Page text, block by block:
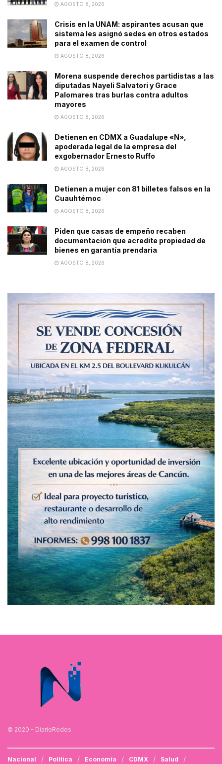
AGOSTO 8, 2026
Crisis en la UNAM: aspirantes acusan que
sistema les asignó sedes en otros estados
para el examen de control
AGOSTO 8, 2026
Morena suspende derechos partidistas a las
diputadas Nayeli Salvatori y Grace
Palomares tras burlas contra adultos
mayores
AGOSTO 8, 2026
Detienen en CDMX a Guadalupe «N»,
apoderada legal de la empresa del
exgobernador Ernesto Ruffo
AGOSTO 8, 2026
Detienen a mujer con 81 billetes falsos en la
Cuauhtémoc
AGOSTO 8, 2026
Piden que casas de empeño recaben
documentación que acredite propiedad de
bienes en garantía prendaria
AGOSTO 8, 2026
© 2020 - DiarioRedes
Nacional Política Economía CDMX Salud